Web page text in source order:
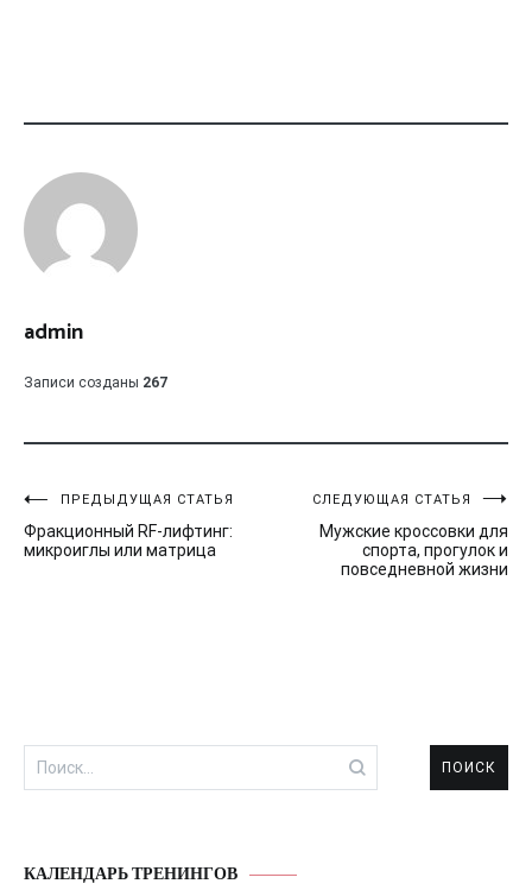
admin
Записи созданы 267
Навигация
по
ПРЕДЫДУЩАЯ СТАТЬЯ
Фракционный RF-лифтинг:
микроиглы или матрица
СЛЕДУЮЩАЯ СТАТЬЯ
Мужские кроссовки для
спорта, прогулок и
повседневной жизни
Найти:
КАЛЕНДАРЬ ТРЕНИНГОВ